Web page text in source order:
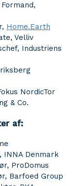
Home.Earth
Velliv
Industriens
NordicTor
& Co.
af:
INNA Denmark
ProDomus
Barfoed Group